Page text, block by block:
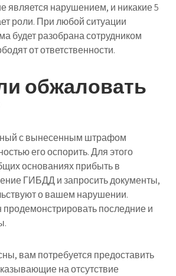
является нарушением, и никакие 5
роли. При любой ситуации
будет разобрана сотрудником
от ответственности.
обжаловать
с вынесенным штрафом
его оспорить. Для этого
основаниях прибыть в
ГИБДД и запросить документы,
о вашем нарушении.
продемонстрировать последние и
вам потребуется предоставить
на отсутствие